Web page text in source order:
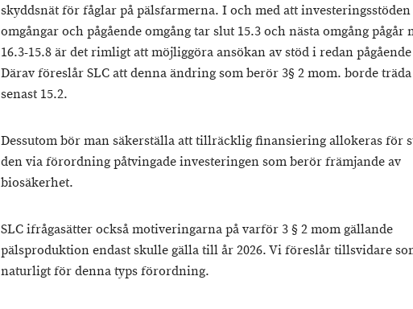
skyddsnät för fåglar på pälsfarmerna. I och med att
omgångar och pågående omgång tar slut 15.3 och nästa omgång pågår
16.3-15.8 är det rimligt att möjliggöra ansökan av stöd i redan
Därav föreslår SLC att denna ändring som berör 3§ 2 mom. borde
senast 15.2.
Dessutom bör man säkerställa att tillräcklig finansiering allokeras för
den via förordning påtvingade investeringen som berör främjande av
biosäkerhet.
SLC ifrågasätter också motiveringarna på varför 3 § 2 mom gällande
pälsproduktion endast skulle gälla till år 2026. Vi föreslår tillsvidare
naturligt för denna typs förordning.